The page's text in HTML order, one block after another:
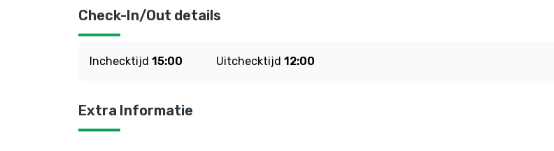
Check-In/Out details
Inchecktijd 15:00 Uitchecktijd 12:00
Extra Informatie